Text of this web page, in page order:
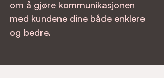
om å gjøre kommunikasjonen
med kundene dine både enklere
og bedre.